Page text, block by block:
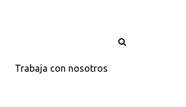
Trabaja con nosotros